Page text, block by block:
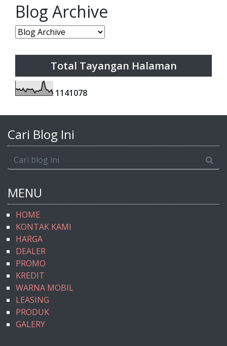
Blog Archive
Total Tayangan Halaman
1141078
Cari Blog Ini
MENU
HOME
KONTAK KAMI
HARGA
DEALER
PROMO
KREDIT
WARNA MOBIL
LEASING
PRODUK
GALERY